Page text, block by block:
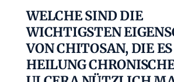
WELCHE SIND DIE
WICHTIGSTEN
VON CHITOSAN, DIE
HEILUNG